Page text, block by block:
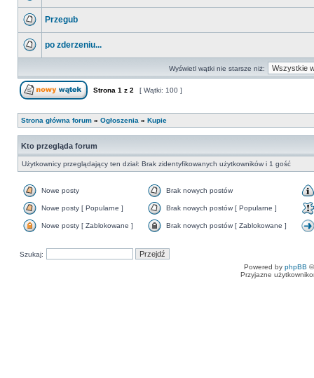
Przegub
po zderzeniu...
Wyświetl wątki nie starsze niż:
Strona 1 z 2 [ Wątki: 100 ]
Strona główna forum » Ogłoszenia » Kupie
Kto przegląda forum
Użytkownicy przeglądający ten dział: Brak zidentyfikowanych użytkowników i 1 gość
Nowe posty Brak nowych postów
Nowe posty [ Popularne ] Brak nowych postów [ Popularne ]
Nowe posty [ Zablokowane ] Brak nowych postów [ Zablokowane ]
Szukaj:
Powered by phpBB
Przyjazne